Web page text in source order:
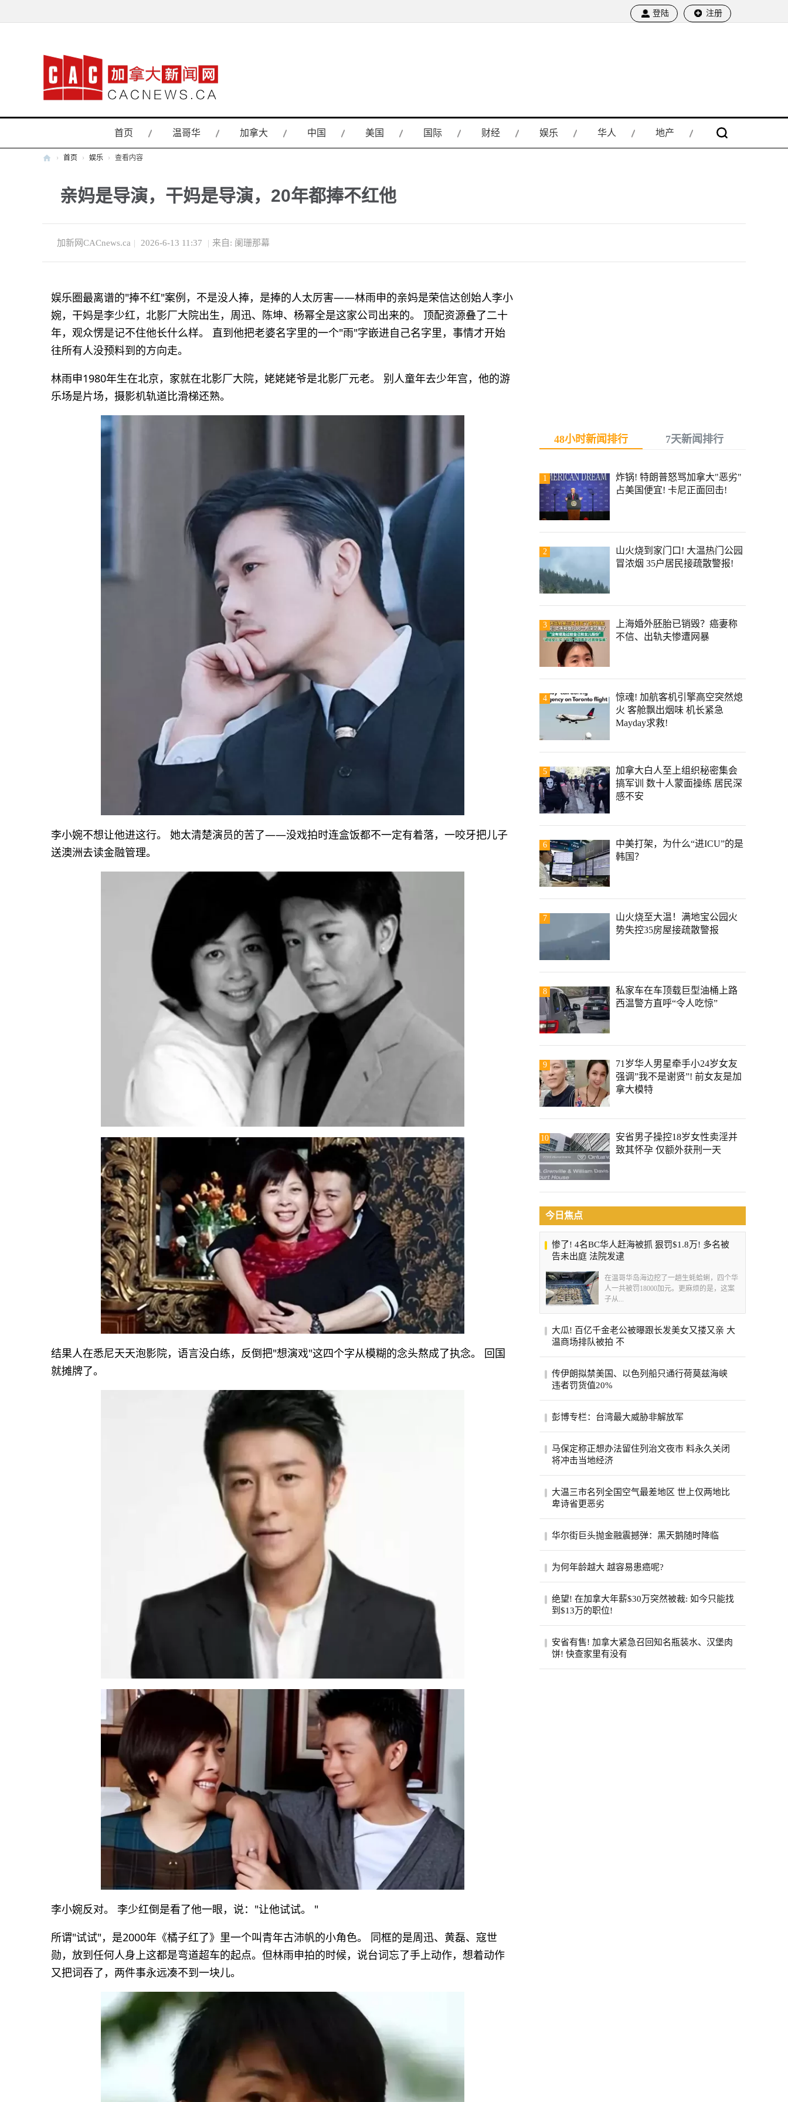
登陆 注册
首页 温哥华 加拿大 中国 美国 国际 财经 娱乐 华人 地产
新
网
› 首页 › 娱乐 › 查看内容
亲妈是导演，干妈是导演，20年都捧不红他
加新网CACnews.ca | 2026-6-13 11:37 | 来自: 阑珊那幕
娱乐圈最离谱的"捧不红"案例，不是没人捧，是捧的人太厉害——林雨申的亲妈是荣信达创始人李小
婉，干妈是李少红，北影厂大院出生，周迅、陈坤、杨幂全是这家公司出来的。 顶配资源叠了二十
年，观众愣是记不住他长什么样。 直到他把老婆名字里的一个"雨"字嵌进自己名字里，事情才开始
往所有人没预料到的方向走。
林雨申1980年生在北京，家就在北影厂大院，姥姥姥爷是北影厂元老。 别人童年去少年宫，他的游
乐场是片场，摄影机轨道比滑梯还熟。
李小婉不想让他进这行。 她太清楚演员的苦了——没戏拍时连盒饭都不一定有着落，一咬牙把儿子
送澳洲去读金融管理。
结果人在悉尼天天泡影院，语言没白练，反倒把"想演戏"这四个字从模糊的念头熬成了执念。 回国
就摊牌了。
李小婉反对。 李少红倒是看了他一眼，说："让他试试。 "
所谓"试试"，是2000年《橘子红了》里一个叫青年古沛帆的小角色。 同框的是周迅、黄磊、寇世
勋，放到任何人身上这都是弯道超车的起点。但林雨申拍的时候，说台词忘了手上动作，想着动作
又把词吞了，两件事永远凑不到一块儿。
48小时新闻排行 7天新闻排行
1
炸锅! 特朗普怒骂加拿大"恶劣"
占美国便宜! 卡尼正面回击!
2
山火烧到家门口! 大温热门公园
冒浓烟 35户居民接疏散警报!
3
上海婚外胚胎已销毁？癌妻称
不信、出轨夫惨遭网暴
4
惊魂! 加航客机引擎高空突然熄
火 客舱飘出烟味 机长紧急
Mayday求救!
5
加拿大白人至上组织秘密集会
搞军训 数十人蒙面操练 居民深
感不安
6
中美打架，为什么“进ICU”的是
韩国？
7
山火烧至大温！满地宝公园火
势失控35房屋接疏散警报
8
私家车在车顶载巨型油桶上路
西温警方直呼“令人吃惊”
9
71岁华人男星牵手小24岁女友
强调”我不是谢贤”! 前女友是加
拿大模特
10
安省男子操控18岁女性卖淫并
致其怀孕 仅额外获刑一天
今日焦点
惨了! 4名BC华人赶海被抓 狠罚$1.8万! 多名被
告未出庭 法院发逮
在温哥华岛海边挖了一趟生蚝蛤蜊，四个华
人一共被罚18000加元。更麻烦的是，这案
子从...
大瓜! 百亿千金老公被曝跟长发美女又搂又亲 大
温商场排队被拍 不
然把香港豪门圈炸开了锅。8月6日，有网友
在社...
传伊朗拟禁美国、以色列船只通行荷莫兹海峡
违者罚货值20%
半官方媒体法斯通讯社（Fars）引述一名议
彭博专栏：台湾最大威胁非解放军
台湾民众更该担心中共的认知作战。（美联
社）...
马保定称正想办法留住列治文夜市 料永久关闭
将冲击当地经济
脚点？列治文市官员们希望如此，他们担心
大温三市名列全国空气最差地区 世上仅两地比
卑诗省更恶劣
空气质素最恶劣地区之列。目前世上只有巴
华尔街巨头抛金融震撼弹：黑天鹅随时降临
开始拉响警报。摩根大通执行长戴蒙
为何年龄越大 越容易患癌呢?
友似乎变多了。五十岁的老张就是如此，原
本以...
绝望! 在加拿大年薪$30万突然被裁: 如今只能找
到$13万的职位!
（r/CanadaJobs）上，一篇关于薪资断崖式
下跌的帖子引...
安省有售! 加拿大紧急召回知名瓶装水、汉堡肉
饼! 快查家里有没有